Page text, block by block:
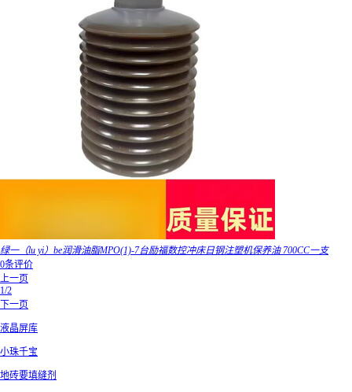
绿一（lu yi）be润滑油脂MPO(1)-7台励福数控冲床日钢注塑机保养油 700CC一支
0条评价
上一页
1/2
下一页
液晶屏库
小珠千宝
地砖要填缝剂